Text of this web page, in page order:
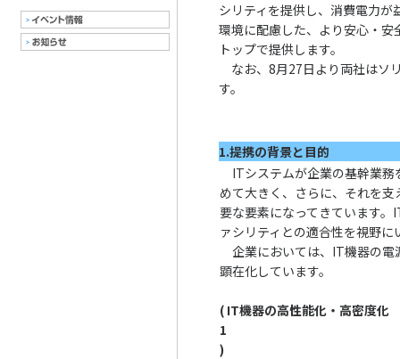
シリティを提供し、消費電力
環境に配慮した、より安心・
トップで提供します。
なお、8月27日より両社はソ
す。
1.提携の背景と目的
ITシステムが企業の基幹業務
めて大きく、さらに、それを
要な要素になってきています
ァシリティとの適合性を視野
企業においては、IT機器の電
顕在化しています。
(
1
)
IT機器の高性能化・高密度化